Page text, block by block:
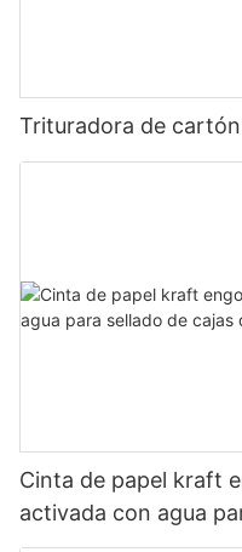
Trituradora de cartón
Cinta de papel kraft
activada con agua
cartón